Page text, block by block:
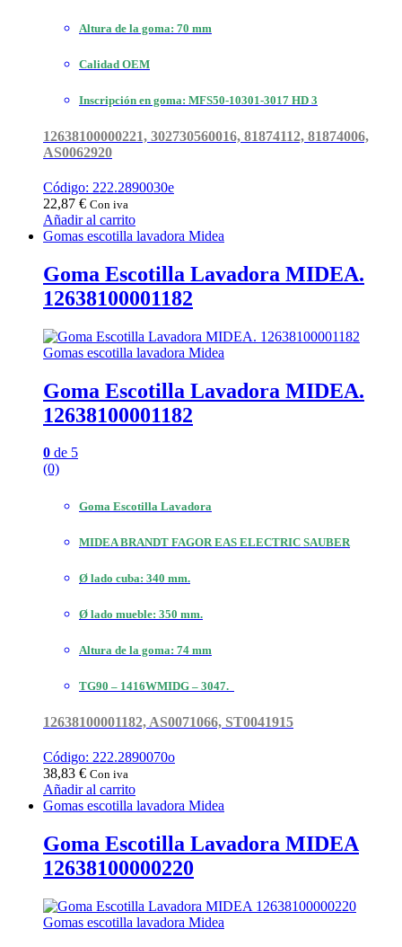
Altura de la goma: 70 mm
Calidad OEM
Inscripción en goma: MFS50-10301-3017 HD 3
12638100000221, 302730560016, 81874112, 81874006,
AS0062920
Código: 222.2890030e
22,87 € Con iva
Añadir al carrito
Gomas escotilla lavadora Midea
Goma Escotilla Lavadora MIDEA.
12638100001182
Gomas escotilla lavadora Midea
Goma Escotilla Lavadora MIDEA.
12638100001182
0 de 5
(0)
Goma Escotilla Lavadora
MIDEA BRANDT FAGOR EAS ELECTRIC SAUBER
Ø lado cuba: 340 mm.
Ø lado mueble: 350 mm.
Altura de la goma: 74 mm
TG90 – 1416WMIDG – 3047.
12638100001182, AS0071066, ST0041915
Código: 222.2890070o
38,83 € Con iva
Añadir al carrito
Gomas escotilla lavadora Midea
Goma Escotilla Lavadora MIDEA
12638100000220
Gomas escotilla lavadora Midea